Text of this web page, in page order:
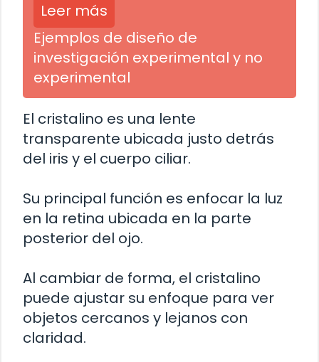
Leer más
Ejemplos de diseño de
investigación experimental y no
experimental
El cristalino es una lente
transparente ubicada justo detrás
del iris y el cuerpo ciliar.
Su principal función es enfocar la luz
en la retina ubicada en la parte
posterior del ojo.
Al cambiar de forma, el cristalino
puede ajustar su enfoque para ver
objetos cercanos y lejanos con
claridad.